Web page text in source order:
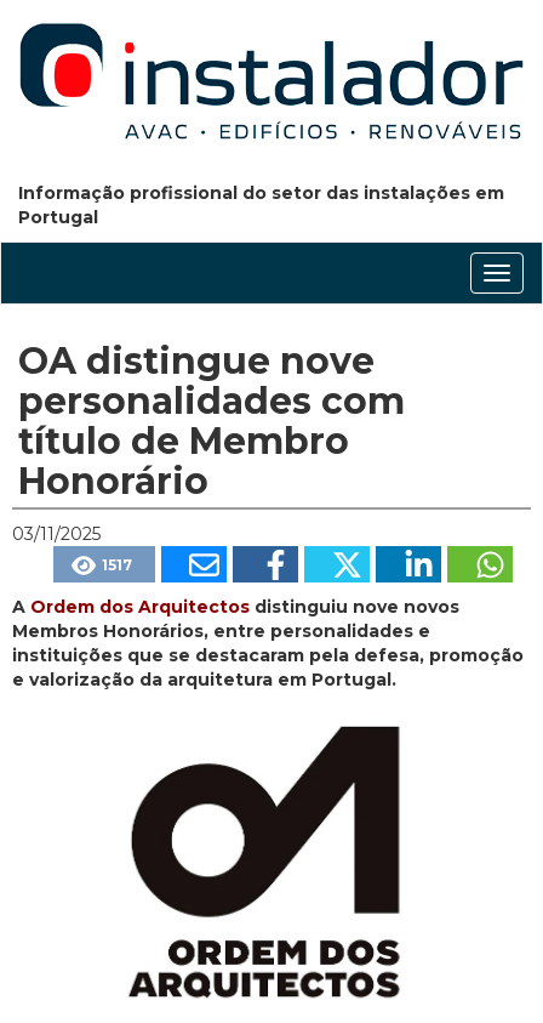
Informação profissional do setor das instalações em
Portugal
OA distingue nove
personalidades com
título de Membro
Honorário
03/11/2025
1517
A Ordem dos Arquitectos distinguiu nove novos
Membros Honorários, entre personalidades e
instituições que se destacaram pela defesa, promoção
e valorização da arquitetura em Portugal.